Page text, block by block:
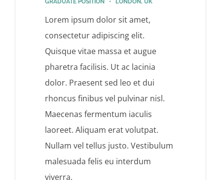
GRADUATE POSITION • LONDON, UK
Lorem ipsum dolor sit amet,
consectetur adipiscing elit.
Quisque vitae massa et augue
pharetra facilisis. Ut ac lacinia
dolor. Praesent sed leo et dui
rhoncus finibus vel pulvinar nisl.
Maecenas fermentum iaculis
laoreet. Aliquam erat volutpat.
Nullam vel tellus justo. Vestibulum
malesuada felis eu interdum
viverra.